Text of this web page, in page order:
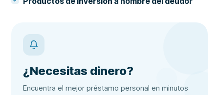
¿Necesitas dinero?
Encuentra el mejor préstamo personal en minutos